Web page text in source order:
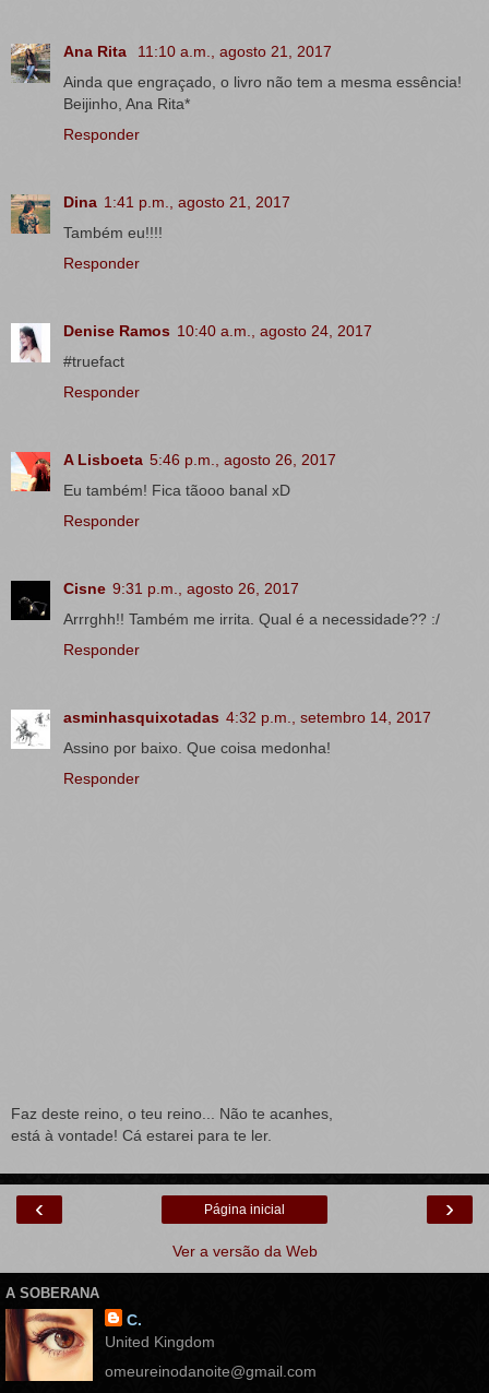
Ana Rita
11:10 a.m., agosto 21, 2017
Ainda que engraçado, o livro não tem a mesma essência!
Beijinho, Ana Rita*
Responder
Dina 1:41 p.m., agosto 21, 2017
Também eu!!!!
Responder
Denise Ramos 10:40 a.m., agosto 24, 2017
#truefact
Responder
A Lisboeta 5:46 p.m., agosto 26, 2017
Eu também! Fica tãooo banal xD
Responder
Cisne 9:31 p.m., agosto 26, 2017
Arrrghh!! Também me irrita. Qual é a necessidade?? :/
Responder
asminhasquixotadas 4:32 p.m., setembro 14, 2017
Assino por baixo. Que coisa medonha!
Responder
Faz deste reino, o teu reino... Não te acanhes,
está à vontade! Cá estarei para te ler.
‹ ›
Página inicial
Ver a versão da Web
A SOBERANA
C.
United Kingdom
omeureinodanoite@gmail.com